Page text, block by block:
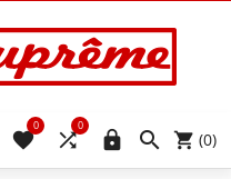
 (0)


0

0